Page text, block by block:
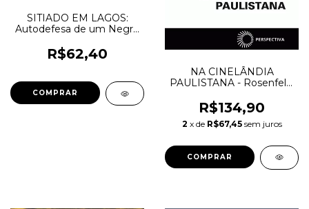
SITIADO EM LAGOS:
Autodefesa de um Negro
Abdias Nascimento
R$62,40
NA CINELÂNDIA
PAULISTANA - Rosenfeld,
R$134,90
2 x de R$67,45 sem juros